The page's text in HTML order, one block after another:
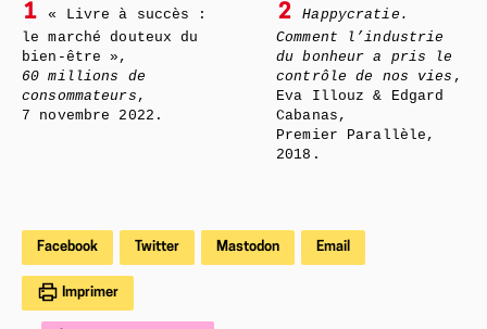
1
« Livre à succès :
le marché douteux du
bien-être »,
60 millions de
consommateurs ,
7 novembre 2022.
2
Happycratie.
Comment l’industrie
du bonheur a pris le
contrôle de nos vies ,
Eva Illouz & Edgard
Cabanas,
Premier Parallèle,
2018.
Facebook Twitter Mastodon Email
Imprimer